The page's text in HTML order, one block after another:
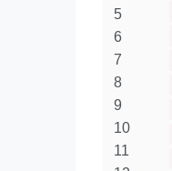
5
6
7
8
9
10
11